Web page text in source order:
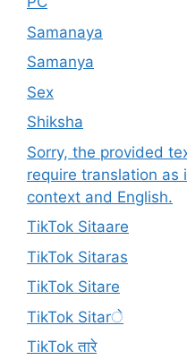
Samanaya
Samanya
Sex
Shiksha
Sorry, the provided
require translation as
context and English.
TikTok Sitaare
TikTok Sitaras
TikTok Sitare
TikTok Sitarे
TikTok तारे